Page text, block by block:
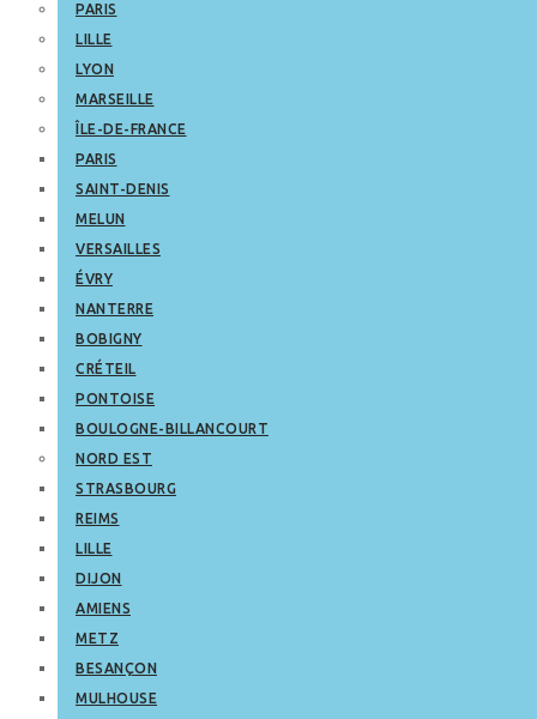
PARIS
LILLE
LYON
MARSEILLE
ÎLE-DE-FRANCE
PARIS
SAINT-DENIS
MELUN
VERSAILLES
ÉVRY
NANTERRE
BOBIGNY
CRÉTEIL
PONTOISE
BOULOGNE-BILLANCOURT
NORD EST
STRASBOURG
REIMS
LILLE
DIJON
AMIENS
METZ
BESANÇON
MULHOUSE